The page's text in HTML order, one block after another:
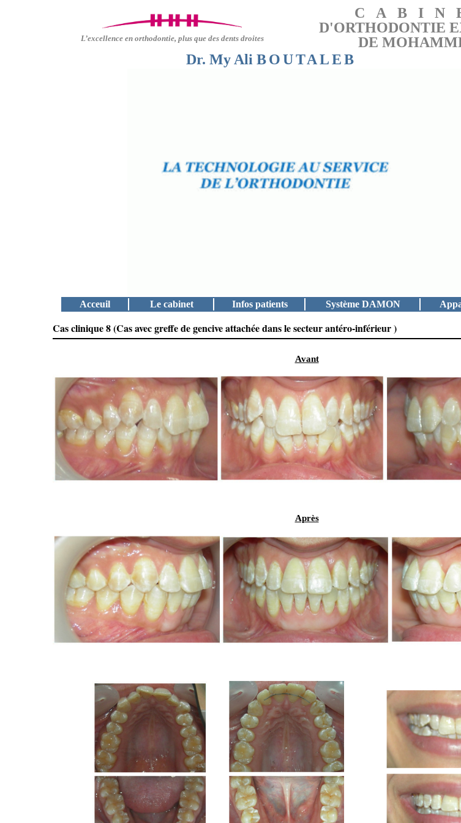
L’excellence en orthodontie, plus que des dents droites
D'ORTHODONTIE
DE
Dr. My Ali BOUTALEB
Acceuil Le cabinet Infos patients Système DAMON
Cas clinique 8 (Cas avec greffe de gencive attachée dans le secteur antéro-inférieur )
Avant
Après